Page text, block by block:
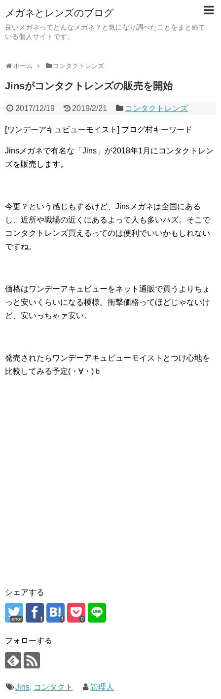
メガネとレンズのブログ
良いメガネってどんなメガネ？と気になり調べたことをまとめて
いる個人サイトです。
ホーム コンタクトレンズ
Jinsがコンタクトレンズの販売を開始
2017/12/19 2019/2/21 コンタクトレンズ
[ワンデーアキュビューモイスト] ブログ村キーワード
Jinsメガネで有名な「Jins」が2018年1月にコンタクトレン
ズを販売します。
今更？という感じもするけど、Jinsメガネは全国にある
し、近所や職場の近くにあるよって人も多いハズ。そこで
コンタクトレンズ買えるってのは便利でいいかもしれない
ですね。
価格はワンデーアキュビューをネット通販で買うよりちょ
っと安いくらいになる模様。衝撃価格ってほどじゃないけ
ど、安いっちゃァ安い。
発売されたらワンデーアキュビューモイストとつけ心地を
比較してみる予定(・∀・)ｂ
シェアする
error 0
フォローする
Jins, コンタクト 管理人